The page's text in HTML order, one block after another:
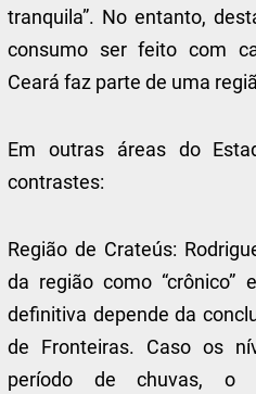
tranquila”. No entanto,
consumo ser feito com
Ceará faz parte de uma
Em outras áreas do
contrastes:
Região de Crateús:
da região como “crônico”
definitiva depende da
de Fronteiras. Caso os
período de chuvas, o